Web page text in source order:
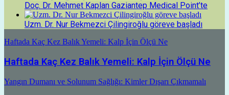
Doç. Dr. Mehmet Kaplan Gaziantep Medical Point’te
Uzm. Dr. Nur Bekmezci Çilingiroğlu göreve başladı
Haftada Kaç Kez Balık Yemeli: Kalp İçin Ölçü Ne
Haftada Kaç Kez Balık Yemeli: Kalp İçin Ölçü Ne
Yangın Dumanı ve Solunum Sağlığı: Kimler Dışarı Çıkmamalı